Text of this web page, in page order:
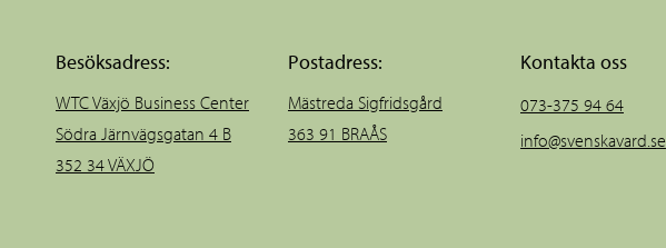
Besöksadress:
WTC Växjö Business Center
Södra Järnvägsgatan 4 B
352 34 VÄXJÖ
Postadress:
Mästreda Sigfridsgård
363 91 BRAÅS
Kontakta oss
073-375 94 64
info@svenskavard.se